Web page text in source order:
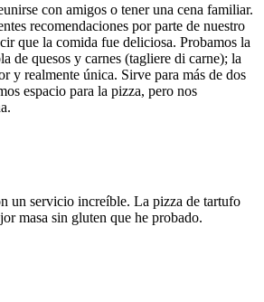
con amigos o tener una cena familiar.
recomendaciones por parte de nuestro
que la comida fue deliciosa. Probamos la
de quesos y carnes (tagliere di carne); la
y realmente única. Sirve para más de dos
espacio para la pizza, pero nos
un servicio increíble. La pizza de tartufo
masa sin gluten que he probado.